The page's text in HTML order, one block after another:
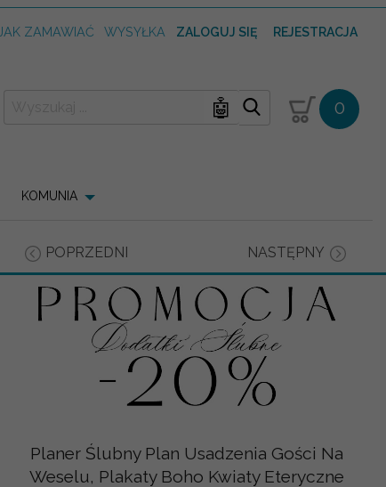
JAK ZAMAWIAĆ WYSYŁKA ZALOGUJ SIĘ REJESTRACJA
🤖 0
KOMUNIA
POPRZEDNI NASTĘPNY
Planer Ślubny Plan Usadzenia Gości Na
Weselu, Plakaty Boho Kwiaty Eteryczne